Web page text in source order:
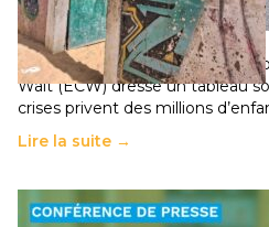
population
11 juillet 2026- National
Un nouveau rapport mondial
Wait (ECW) dresse un tableau
crises privent des millions
Lire la suite →